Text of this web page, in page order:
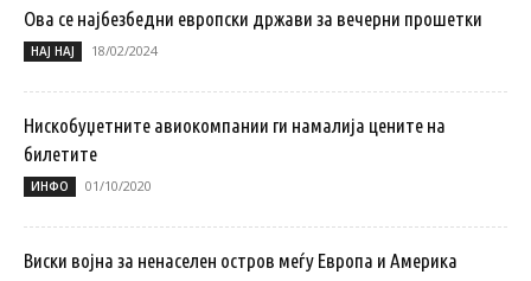
Ова се најбезбедни европски држави за вечерни прошетки
НАЈ НАЈ 18/02/2024
Нискобуџетните авиокомпании ги намалија цените на
билетите
ИНФО 01/10/2020
Виски војна за ненаселен остров меѓу Европа и Америка